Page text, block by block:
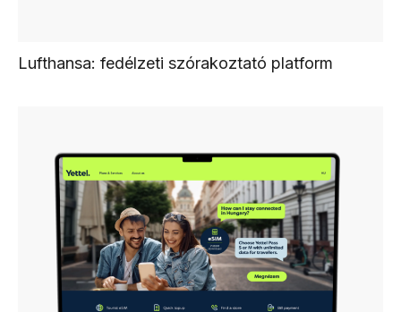
Lufthansa: fedélzeti szórakoztató platform